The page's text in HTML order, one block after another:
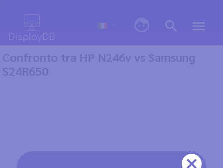
Confronto tra HP N246v vs Samsung
S24R650